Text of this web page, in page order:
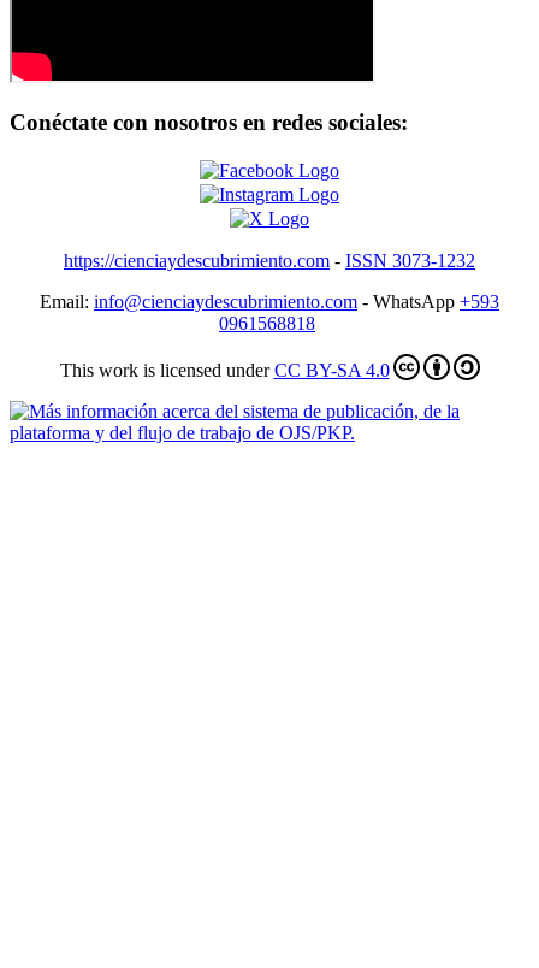
Conéctate con nosotros en redes sociales:
https://cienciaydescubrimiento.com - ISSN 3073-1232
Email: info@cienciaydescubrimiento.com - WhatsApp +593
0961568818
This work is licensed underCC BY-SA 4.0